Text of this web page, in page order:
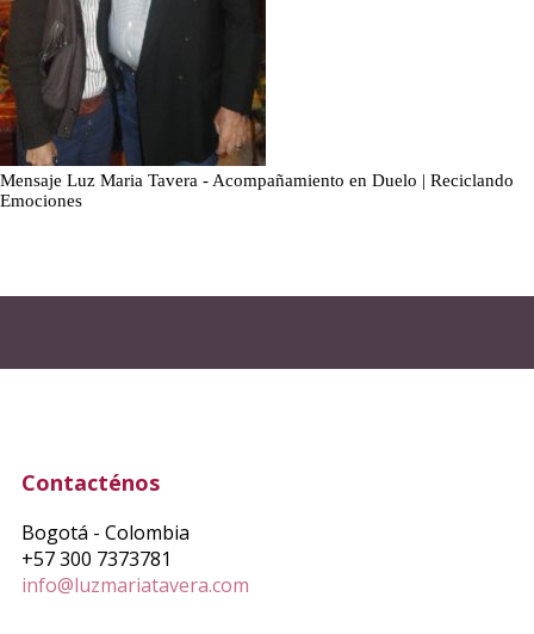
Mensaje Luz Maria Tavera - Acompañamiento en Duelo | Reciclando
Emociones
Contacténos
Bogotá - Colombia
+57 300 7373781
info@luzmariatavera.com